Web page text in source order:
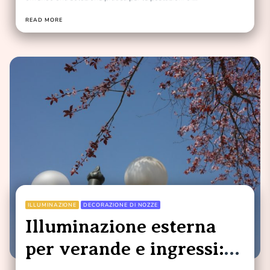
READ MORE
ILLUMINAZIONE DECORAZIONE DI NOZZE
Illuminazione esterna
per verande e ingressi: